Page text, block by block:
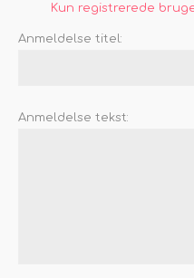
Kun registrerede
Anmeldelse titel:
Anmeldelse tekst: